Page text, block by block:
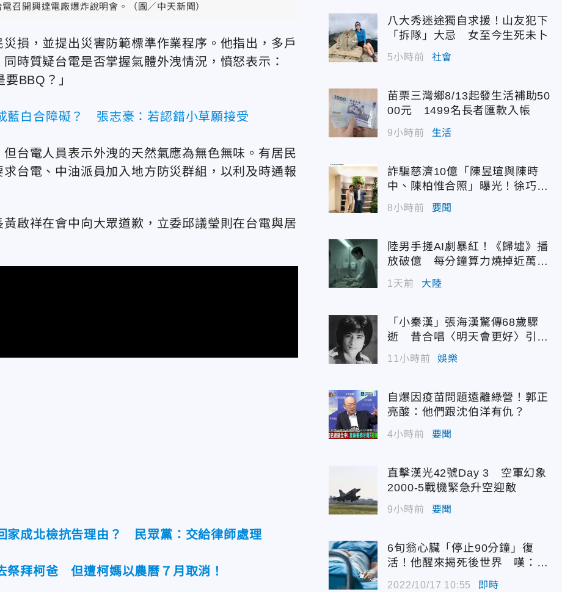
電召開興達電廠爆炸說明會。（圖／中天新聞）
損，並提出災害防範標準作業程序。他指出，多戶
時質疑台電是否掌握氣體外洩情況，憤怒表示：
BBQ？」
藍白合障礙？ 張志豪：若認錯小草願接受
台電人員表示外洩的天然氣應為無色無味。有居民
台電、中油派員加入地方防災群組，以利及時通報
啟祥在會中向大眾道歉，立委邱議瑩則在台電與居
家成北檢抗告理由？ 民眾黨：交給律師處理
祭拜柯爸 但遭柯媽以農曆７月取消！
八大秀迷途獨自求援！山友犯下
「拆隊」大忌 女至今生死未卜
5小時前 社會
苗栗三灣鄉8/13起發生活補助50
00元 1499名長者匯款入帳
9小時前 生活
詐騙慈濟10億「陳昱瑄與陳時
中、陳柏惟合照」曝光！徐巧芯
震撼出手
8小時前 要聞
陸男手搓AI劇暴紅！《歸墟》播
放破億 每分鐘算力燒掉近萬台
1天前 大陸
「小秦漢」張海漢驚傳68歲驟
逝 昔合唱〈明天會更好〉引追
11小時前 娛樂
自爆因疫苗問題遠離綠營！郭正
亮酸：他們跟沈伯洋有仇？
4小時前 要聞
直擊漢光42號Day 3 空軍幻象
2000-5戰機緊急升空迎敵
9小時前 要聞
6旬翁心臟「停止90分鐘」復
活！他醒來揭死後世界 嘆：很
2022/10/17 10:55 即時